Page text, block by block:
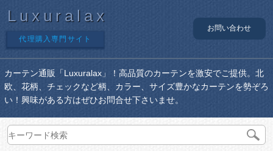
Luxuralax
代理購入専門サイト
お問い合わせ
カーテン通販「Luxuralax」！高品質のカーテンを激安でご提供。北
欧、花柄、チェックなど柄、カラー、サイズ豊かなカーテンを勢ぞろ
い！興味がある方はぜひお問合せ下さいませ。